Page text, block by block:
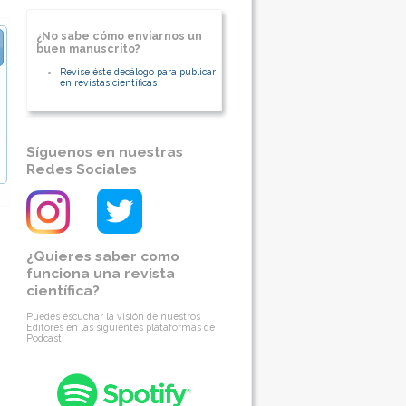
[Ver otros artículos de este autor]
¿No sabe cómo enviarnos un
buen manuscrito?
Revise éste decálogo para publicar
en revistas científicas
Síguenos en nuestras
Redes Sociales
¿Quieres saber como
funciona una revista
científica?
Puedes escuchar la visión de nuestros
Editores en las siguientes plataformas de
Podcast